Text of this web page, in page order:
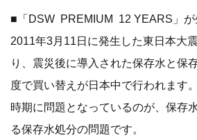
■「DSW PREMIUM 12 YEARS」が
2011年3月11日に発生した東日本大
り、震災後に導入された保存水と保
度で買い替えが日本中で行われます
時期に問題となっているのが、保存
る保存水処分の問題です。